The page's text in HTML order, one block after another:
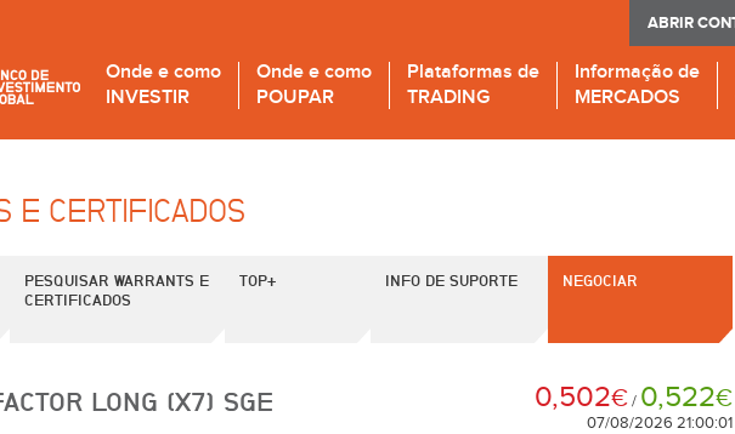
ABRIR
Onde e como
INVESTIR
Onde e como
POUPAR
Plataformas de
TRADING
Informação de
MERCADOS
E CERTIFICADOS
PESQUISAR WARRANTS E
CERTIFICADOS
TOP+ INFO DE SUPORTE NEGOCIAR
LONG (X7) SGE 0,502€/ 0,522€
07/08/2026 21:00:01